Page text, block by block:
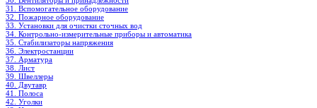
31. Вспомогательное оборудование
32. Пожарное оборудование
33. Установки для очистки сточных вод
34. Контрольно-измерительные приборы и автоматика
35. Стабилизаторы напряжения
36. Электростанции
37. Арматура
38. Лист
39. Швеллеры
40. Двутавр
41. Полоса
42. Уголки